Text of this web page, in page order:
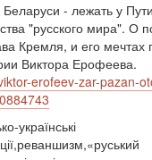
- лежать у
"русского мира". О
Кремля, и его мечтах
Виктора Ерофеева.
erofeev-zar-pazan-
українські